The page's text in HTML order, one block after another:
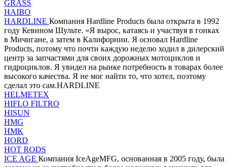
GRASS
HAIBO
HARDLINE Компания Hardline Products была открыта в 1992
году Кевином Шульте. «Я вырос, катаясь и участвуя в гонках
в Мичигане, а затем в Калифорнии. Я основал Hardline
Products, потому что почти каждую неделю ходил в дилерский
центр за запчастями для своих дорожных мотоциклов и
гидроциклов. Я увидел на рынке потребность в товарах более
высокого качества. Я не мог найти то, что хотел, поэтому
сделал это сам.HARDLINE
HELMETEX
HIFLO FILTRO
HISUN
HMG
HMK
HORD
HOT RODS
ICE AGE Компания IceAgeMFG, основанная в 2005 году, была